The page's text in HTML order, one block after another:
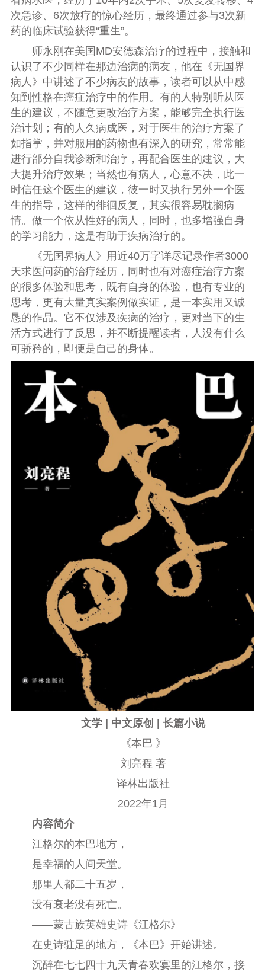
次急诊、6次放疗的惊心经历，最终通过参与3次新
药的临床试验获得“重生”。
师永刚在美国MD安德森治疗的过程中，接触和
认识了不少同样在那边治病的病友，他在《无国界
病人》中讲述了不少病友的故事，读者可以从中感
知到性格在癌症治疗中的作用。有的人特别听从医
生的建议，不随意更改治疗方案，能够完全执行医
治计划；有的人久病成医，对于医生的治疗方案了
如指掌，并对服用的药物也有深入的研究，常常能
进行部分自我诊断和治疗，再配合医生的建议，大
大提升治疗效果；当然也有病人，心意不决，此一
时信任这个医生的建议，彼一时又执行另外一个医
生的指导，这样的徘徊反复，其实很容易耽搁病
情。做一个依从性好的病人，同时，也多增强自身
的学习能力，这是有助于疾病治疗的。
《无国界病人》用近40万字详尽记录作者3000
天求医问药的治疗经历，同时也有对癌症治疗方案
的很多体验和思考，既有自身的体验，也有专业的
思考，更有大量真实案例做实证，是一本实用又诚
恳的作品。它不仅涉及疾病的治疗，更对当下的生
活方式进行了反思，并不断提醒读者，人没有什么
可骄矜的，即便是自己的身体。
文学 | 中文原创 | 长篇小说
《本巴 》
刘亮程 著
译林出版社
2022年1月
内容简介
江格尔的本巴地方，
是幸福的人间天堂。
那里人都二十五岁，
没有衰老没有死亡。
——蒙古族英雄史诗《江格尔》
在史诗驻足的地方，《本巴》开始讲述。
沉醉在七七四十九天青春欢宴里的江格尔，接